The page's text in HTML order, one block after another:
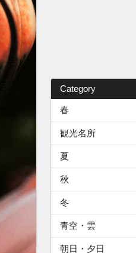
Category
春
観光名所
夏
秋
冬
青空・雲
朝日・夕日